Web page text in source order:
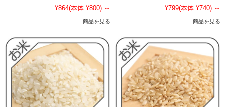
¥864(本体 ¥800) ～
商品を見る
¥799(本体 ¥740) ～
商品を見る